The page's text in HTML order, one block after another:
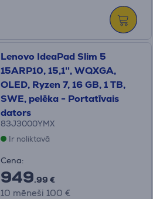
Lenovo IdeaPad Slim 5
15ARP10, 15,1'', WQXGA,
OLED, Ryzen 7, 16 GB, 1 TB,
SWE, pelēka - Portatīvais
dators
83J3000YMX
Ir noliktavā
Cena:
949.99 €
10 mēneši 100 €